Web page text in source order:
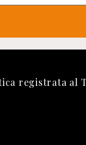
registrata al